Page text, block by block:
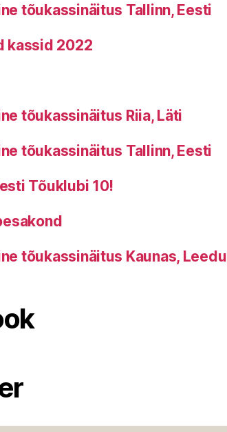
tõukassinäitus Tallinn, Eesti
kassid 2022
tõukassinäitus Riia, Läti
tõukassinäitus Tallinn, Eesti
Tõuklubi 10!
tõukassinäitus Kaunas, Leedu